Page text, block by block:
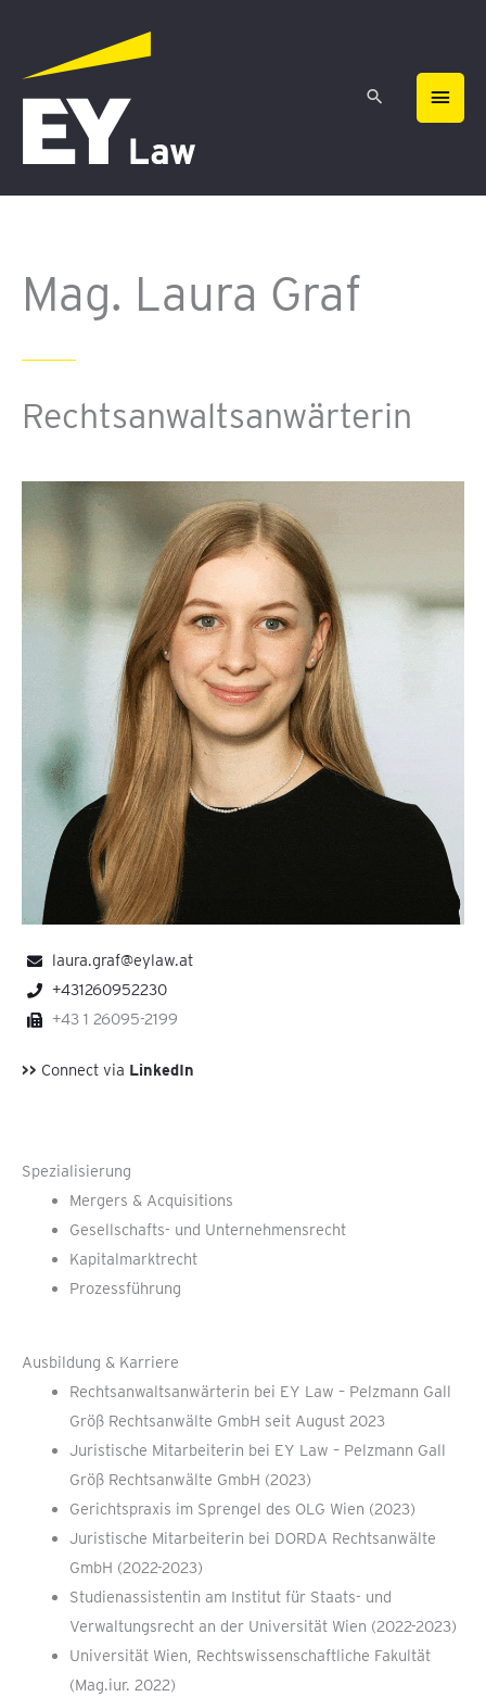
springen
Mag. Laura Graf
Rechtsanwaltsanwärterin
laura.graf@eylaw.at
+431260952230
+43 1 26095-2199
>> Connect via LinkedIn
Spezialisierung
Mergers & Acquisitions
Gesellschafts- und Unternehmensrecht
Kapitalmarktrecht
Prozessführung
Ausbildung & Karriere
Rechtsanwaltsanwärterin bei EY Law – Pelzmann Gall
Größ Rechtsanwälte GmbH seit August 2023
Juristische Mitarbeiterin bei EY Law – Pelzmann Gall
Größ Rechtsanwälte GmbH (2023)
Gerichtspraxis im Sprengel des OLG Wien (2023)
Juristische Mitarbeiterin bei DORDA Rechtsanwälte
GmbH (2022-2023)
Studienassistentin am Institut für Staats- und
Verwaltungsrecht an der Universität Wien (2022-2023)
Universität Wien, Rechtswissenschaftliche Fakultät
(Mag.iur. 2022)